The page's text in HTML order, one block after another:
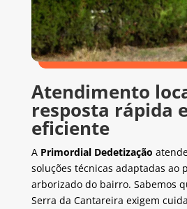
Atendimento
resposta rápida
eficiente
A Primordial Dedetização
soluções técnicas adaptadas ao
arborizado do bairro. Sabemos
Serra da Cantareira exigem